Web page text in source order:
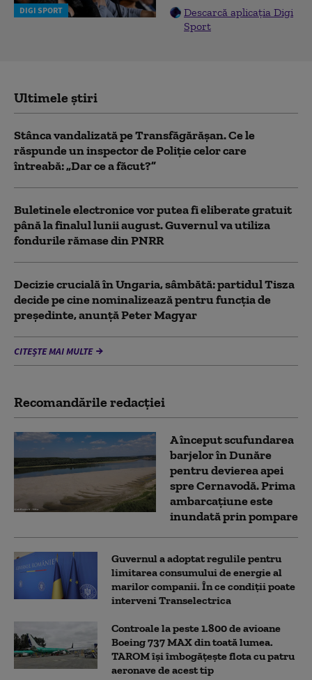
DIGI SPORT
Descarcă aplicația Digi
Sport
Ultimele știri
Stânca vandalizată pe Transfăgărășan. Ce le
răspunde un inspector de Poliție celor care
întreabă: „Dar ce a făcut?”
Buletinele electronice vor putea fi eliberate gratuit
până la finalul lunii august. Guvernul va utiliza
fondurile rămase din PNRR
Decizie crucială în Ungaria, sâmbătă: partidul Tisza
decide pe cine nominalizează pentru funcția de
președinte, anunță Peter Magyar
CITEȘTE MAI MULTE
Recomandările redacţiei
A început scufundarea
barjelor în Dunăre
pentru devierea apei
spre Cernavodă. Prima
ambarcațiune este
inundată prin pompare
Guvernul a adoptat regulile pentru
limitarea consumului de energie al
marilor companii. În ce condiții poate
interveni Transelectrica
Controale la peste 1.800 de avioane
Boeing 737 MAX din toată lumea.
TAROM își îmbogățește flota cu patru
aeronave de acest tip